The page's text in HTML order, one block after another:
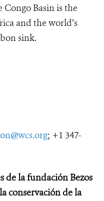
Basin is the
and the world’s
sink.
; +1 347-
de la fundación Bezos
conservación de la